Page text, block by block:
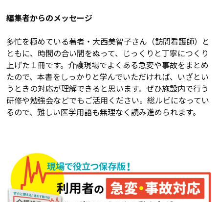
編集者からのメッセージ
多忙を極めている著者・大西美智子さん（訪問看護師）と
ともに、時間の合い間をぬって、じっくりと丁寧につくり
上げた１冊です。介護現場でよくある急変や事故をまとめ
たので、本書をしっかりと学んでいただければ、いざとい
うときの対応が理解できると思います。ぜひ施設内で行う
研修や勉強会などでもご活用ください。総ルビになってい
るので、難しい医学用語も無理なく読み進められます。